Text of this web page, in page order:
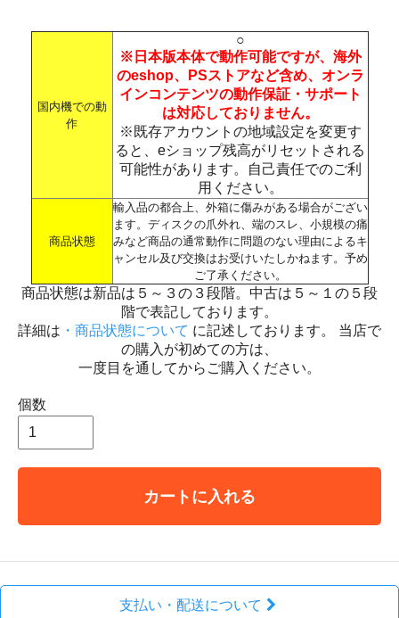
国内機での動
作
○
※日本版本体で動作可能ですが、海外
のeshop、PSストアなど含め、オンラ
インコンテンツの動作保証・サポート
は対応しておりません。
※既存アカウントの地域設定を変更す
ると、eショップ残高がリセットされる
可能性があります。自己責任でのご利
用ください。
商品状態
輸入品の都合上、外箱に傷みがある場合がござい
ます。ディスクの爪外れ、端のスレ、小規模の痛
みなど商品の通常動作に問題のない理由によるキ
ャンセル及び交換はお受けいたしかねます。予め
ご了承ください。
商品状態は新品は５～３の３段階。中古は５～１の５段
階で表記しております。
詳細は ・商品状態について に記述しております。 当店で
の購入が初めての方は、
一度目を通してからご購入ください。
個数
カートに入れる
支払い・配送について